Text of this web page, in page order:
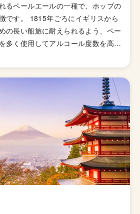
るペールエールの一種で、ホップの
です。 1815年ごろにイギリスから
の長い船旅に耐えられるよう、ペー
多く使用してアルコール度数を高め
年に「IPA（インディアンペール
広告が掲載されて以来、ホップの比
イギリス国内で人気が高まってい
スで最も人気のあるビアスタイル
イギリスのブルワリー教会SIBAの
リュードッグの「パンクIPA」など
IPAのスタイルは、オーストラリア
どの当時の植民地諸国へと輸出さ
いきましたが、アメリカではさらに
ました。 ローストしたモルトを使
除きドライで爽やかな飲み口を実現